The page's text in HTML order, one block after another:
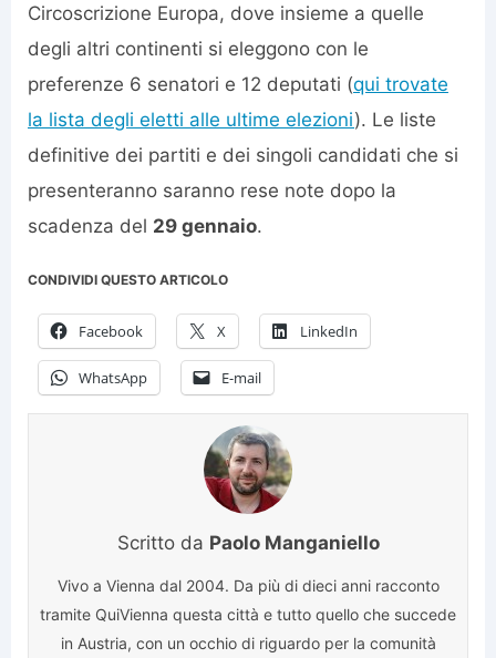
Circoscrizione Europa, dove insieme a quelle
degli altri continenti si eleggono con le
preferenze 6 senatori e 12 deputati (qui trovate
la lista degli eletti alle ultime elezioni). Le liste
definitive dei partiti e dei singoli candidati che si
presenteranno saranno rese note dopo la
scadenza del 29 gennaio.
CONDIVIDI QUESTO ARTICOLO
Facebook X LinkedIn
WhatsApp E-mail
Scritto da Paolo Manganiello
Vivo a Vienna dal 2004. Da più di dieci anni racconto
tramite QuiVienna questa città e tutto quello che succede
in Austria, con un occhio di riguardo per la comunità